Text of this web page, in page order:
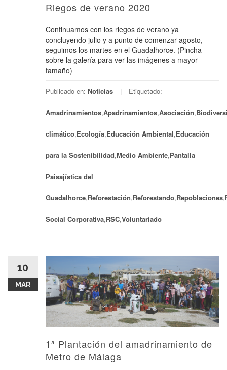
Riegos de verano 2020
Continuamos con los riegos de verano ya
concluyendo julio y a punto de comenzar agosto,
seguimos los martes en el Guadalhorce. (Pincha
sobre la galería para ver las imágenes a mayor
tamaño)
Publicado en: Noticias Etiquetado:
Amadrinamientos,Apadrinamientos,Asociación,
climático,Ecología,Educación Ambiental,Educación
para la Sostenibilidad,Medio Ambiente,Pantalla
Paisajística del
Guadalhorce,Reforestación,Reforestando,Repoblaciones,
Social Corporativa,RSC,Voluntariado
10
MAR
1ª Plantación del amadrinamiento de
Metro de Málaga